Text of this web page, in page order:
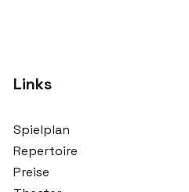
Links
Spielplan
Repertoire
Preise